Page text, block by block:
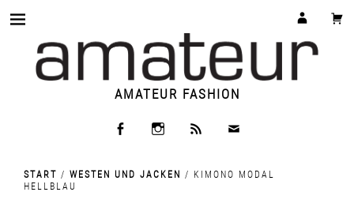
AMATEUR FASHION
START / WESTEN UND JACKEN / KIMONO MODAL
HELLBLAU